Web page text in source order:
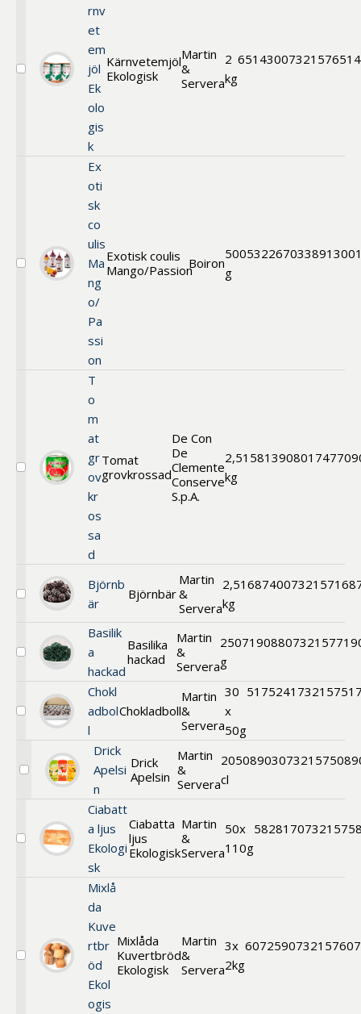
Välj
rnv
et
em
jöl
Ek
olo
gis
k
Kärnvetemjöl
Ekologisk
Martin
&
Servera
2
kg
651430
Välj
Ex
oti
sk
co
ulis
Ma
ng
o/
Pa
ssi
on
Exotisk coulis
Mango/PassionBoiron
500
g
532267
Välj
T
o
m
at
gr
ov
kr
os
sa
d
Tomat
grovkrossad
De Con
De
Clemente
Conserve
S.p.A.
2,5
kg
158139
Välj
Björnb
är
Björnbär
Martin
&
Servera
2,5
kg
168740
Välj
hackad
Basilik
a
hackad
Basilika
hackad
Martin
&
Servera
250
g
719088
Välj
Chokl
adbol
l
Chokladboll
Martin
&
Servera
30
x
50g
517524
Välj
Apelsin
Drick
Apelsi
n
Drick
Apelsin
Martin
&
Servera
20
cl
508903
Välj
Ciabatt
a ljus
Ekologi
sk
Ciabatta
ljus
Ekologisk
Martin
&
Servera
50x
110g
582817
Välj
Mixlå
da
Kuve
rtbr
öd
Ekol
ogis
Mixlåda
Kuvertbröd
Ekologisk
Martin
&
Servera
3x
2kg
607259